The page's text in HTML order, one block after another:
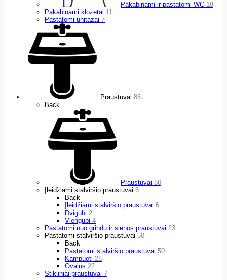
Pakabinami ir pastatomi WC 18
Pakabinami klozetai 11
Pastatomi unitazai 7
Praustuvai 86
Back
Praustuvai 86
Įleidžiami stalviršio praustuvai 6
Back
Įleidžiami stalviršio praustuvai 6
Dvigubi 2
Viengubi 4
Pastatomi nuo grindu ir sienos praustuvai 23
Pastatomi stalviršio praustuvai 50
Back
Pastatomi stalviršio praustuvai 50
Kampuoti 28
Ovalūs 22
Stikliniai praustuvai 7